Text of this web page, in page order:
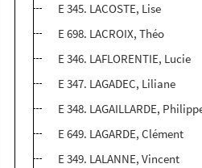
E 345. LACOSTE, Lise
E 698. LACROIX, Théo
E 346. LAFLORENTIE, Lucie
E 347. LAGADEC, Liliane
E 348. LAGAILLARDE,
E 649. LAGARDE, Clément
E 349. LALANNE, Vincent